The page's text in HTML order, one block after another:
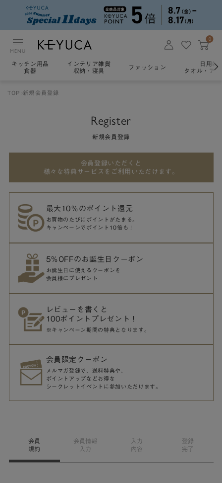
MENU
0
キッチン用品
食器
インテリア雑貨
収納・寝具
ファッション
日用雑
タオル・ア
TOP 新規会員登録
Register
新規会員登録
会員登録いただくと
様々な特典サービスをご利用いただけます。
最大10％のポイント還元
お買物のたびにポイントがたまる。
キャンペーンでポイント10倍も！
5％OFFのお誕生日クーポン
お誕生日に使えるクーポンを
会員様にプレゼント
レビューを書くと
100ポイントプレゼント！
※キャンペーン期間の特典となります。
会員限定クーポン
メルマガ登録で、送料特典や、
ポイントアップなどお得な
シークレットイベントに参加いただけます。
会員
規約
会員情報
入力
入力
内容
登録
完了